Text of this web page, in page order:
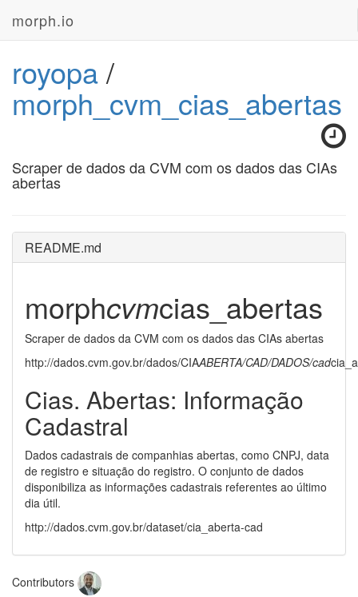
morph.io
royopa/
morph_cvm_cias_abertas
Scraper de dados da CVM com os dados das CIAs
abertas
README.md
morphcvmcias_abertas
Scraper de dados da CVM com os dados das CIAs abertas
http://dados.cvm.gov.br/dados/CIAABERTA/CAD/DADOS/cad
Cias. Abertas: Informação
Cadastral
Dados cadastrais de companhias abertas, como CNPJ, data
de registro e situação do registro. O conjunto de dados
disponibiliza as informações cadastrais referentes ao último
dia útil.
http://dados.cvm.gov.br/dataset/cia_aberta-cad
Contributors